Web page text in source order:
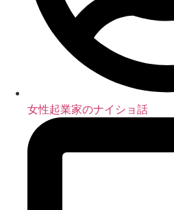
女性起業家のナイショ話